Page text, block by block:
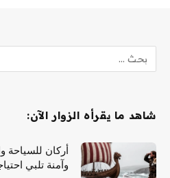
شاهد ما يقرأه الزوار الآن:
أركان للسياحة
وآمنة تلبي